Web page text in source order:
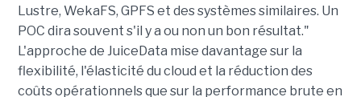
Lustre, WekaFS, GPFS et des systèmes similaires. Un
POC dira souvent s'il y a ou non un bon résultat."
L'approche de JuiceData mise davantage sur la
flexibilité, l'élasticité du cloud et la réduction des
coûts opérationnels que sur la performance brute en